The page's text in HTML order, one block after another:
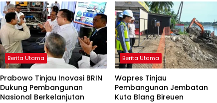
Berita Utama
Prabowo Tinjau Inovasi BRIN
Dukung Pembangunan
Nasional Berkelanjutan
Berita Utama
Wapres Tinjau
Pembangunan Jembatan
Kuta Blang Bireuen